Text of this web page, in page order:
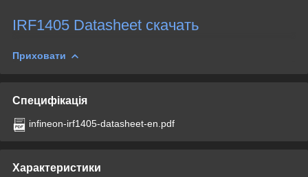
IRF1405 Datasheet скачать
Приховати
Специфікація
infineon-irf1405-datasheet-en.pdf
Характеристики